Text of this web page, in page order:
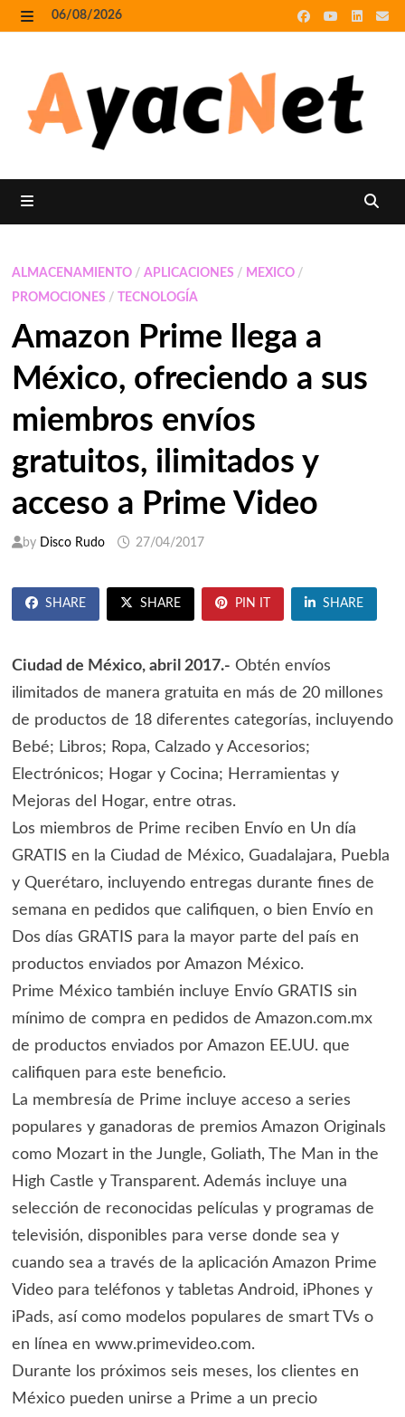
Skip
to
06/08/2026
ALMACENAMIENTO/ APLICACIONES / MEXICO/
PROMOCIONES / TECNOLOGÍA
Amazon Prime llega a
México, ofreciendo a sus
miembros envíos
gratuitos, ilimitados y
acceso a Prime Video
by Disco Rudo 27/04/2017
SHARE SHARE PIN IT SHARE
Ciudad de México, abril 2017.- Obtén envíos
ilimitados de manera gratuita en más de 20 millones
de productos de 18 diferentes categorías, incluyendo
Bebé; Libros; Ropa, Calzado y Accesorios;
Electrónicos; Hogar y Cocina; Herramientas y
Mejoras del Hogar, entre otras.
Los miembros de Prime reciben Envío en Un día
GRATIS en la Ciudad de México, Guadalajara, Puebla
y Querétaro, incluyendo entregas durante fines de
semana en pedidos que califiquen, o bien Envío en
Dos días GRATIS para la mayor parte del país en
productos enviados por Amazon México.
Prime México también incluye Envío GRATIS sin
mínimo de compra en pedidos de Amazon.com.mx
de productos enviados por Amazon EE.UU. que
califiquen para este beneficio.
La membresía de Prime incluye acceso a series
populares y ganadoras de premios Amazon Originals
como Mozart in the Jungle, Goliath, The Man in the
High Castle y Transparent. Además incluye una
selección de reconocidas películas y programas de
televisión, disponibles para verse donde sea y
cuando sea a través de la aplicación Amazon Prime
Video para teléfonos y tabletas Android, iPhones y
iPads, así como modelos populares de smart TVs o
en línea en www.primevideo.com.
Durante los próximos seis meses, los clientes en
México pueden unirse a Prime a un precio